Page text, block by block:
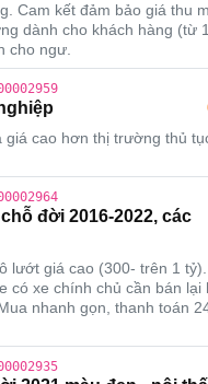
Cam kết đảm bảo giá thu
dành cho khách hàng (từ
cho ngư.
giá cao hơn thị trường thủ
đời 2016-2022, các
lướt giá cao (300- trên 1
có xe chính chủ cần bán lại
nhanh gọn, thanh toán